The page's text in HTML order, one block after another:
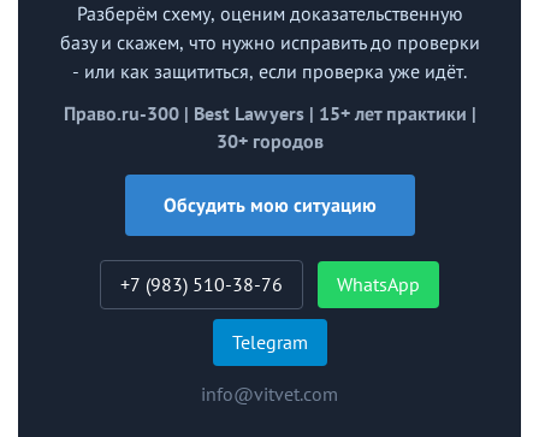
Разберём схему, оценим доказательственную
базу и скажем, что нужно исправить до проверки
- или как защититься, если проверка уже идёт.
Право.ru-300 | Best Lawyers | 15+ лет практики |
30+ городов
Обсудить мою ситуацию
+7 (983) 510-38-76 WhatsApp
Telegram
info@vitvet.com